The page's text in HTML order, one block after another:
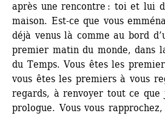
après une rencontre : toi et lui
maison. Est-ce que vous
déjà venus là comme au bord
premier matin du monde, dans
du Temps. Vous êtes les
vous êtes les premiers à vous
regards, à renvoyer tout ce que
prologue. Vous vous